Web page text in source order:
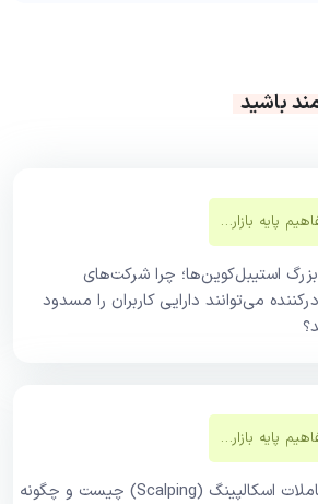
باشید
مفاهیم پایه بازار‌های مالی
بزرگ استیبل‌کوین‌ها؛ چرا شرکت‌های
می‌توانند دارایی کاربران را مسدود
مفاهیم پایه بازار‌های مالی
معاملات اسکالپینگ (Scalping) چیست و چگونه